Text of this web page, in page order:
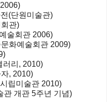
(단원미술관)
관)
술회관 2006)
화예술회관 2009)
러리, 2010)
, 2010)
립미술관 2010)
관 개관 5주년 기념)